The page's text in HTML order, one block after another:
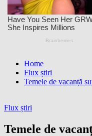
Home
Flux știri
Temele de vacanță
Flux știri
Temele de